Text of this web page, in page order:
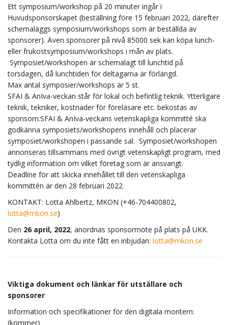
Ett symposium/workshop på 20 minuter ingår i
Huvudsponsorskapet (beställning före 15 februari 2022, därefter
schemaläggs symposium/workshops som är beställda av
sponsorer). Även sponsorer på nivå 85000 sek kan köpa lunch-
eller frukostsymposium/workshops i mån av plats.
Symposiet/workshopen är schemalagt till lunchtid på
torsdagen, då lunchtiden för deltagarna är förlängd.
Max antal symposier/workshops är 5 st.
SFAI & AnIva-veckan står för lokal och befintlig teknik. Ytterligare
teknik, tekniker, kostnader för föreläsare etc. bekostas av
sponsorn.SFAI & AnIva-veckans vetenskapliga kommitté ska
godkänna symposiets/workshopens innehåll och placerar
symposiet/workshopen i passande sal. Symposiet/workshopen
annonseras tillsammans med övrigt vetenskapligt program, med
tydlig information om vilket företag som är ansvarigt.
Deadline för att skicka innehållet till den vetenskapliga
kommittén är den 28 februari 2022.
KONTAKT: Lotta Ahlbertz, MKON (+46-704400802,
lotta@mkon.se)
Den 26 april, 2022, anordnas sponsormöte på plats på UKK.
Kontakta Lotta om du inte fått en inbjudan: lotta@mkon.se
Viktiga dokument och länkar för utställare och
sponsorer
Information och specifikationer för den digitala montern:
(kommer)